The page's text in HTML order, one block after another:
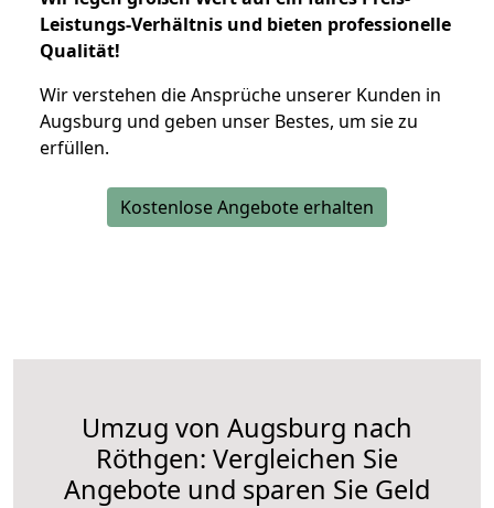
Leistungs-Verhältnis und bieten professionelle
Qualität!
Wir verstehen die Ansprüche unserer Kunden in
Augsburg und geben unser Bestes, um sie zu
erfüllen.
Kostenlose Angebote erhalten
Umzug von Augsburg nach
Röthgen: Vergleichen Sie
Angebote und sparen Sie Geld